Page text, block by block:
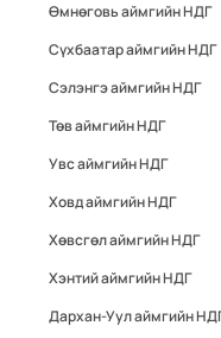
Өмнөговь аймгийн НДГ
Сүхбаатар аймгийн НДГ
Сэлэнгэ аймгийн НДГ
Төв аймгийн НДГ
Увс аймгийн НДГ
Ховд аймгийн НДГ
Хөвсгөл аймгийн НДГ
Хэнтий аймгийн НДГ
Дархан-Уул аймгийн